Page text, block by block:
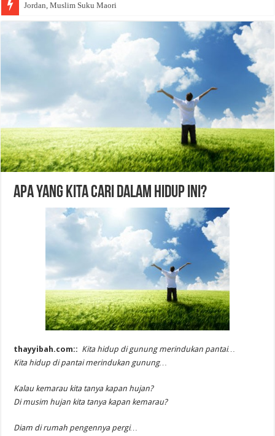
Jordan, Muslim Suku Maori
Apa yang Kita Cari Dalam Hidup Ini?
thayyibah.com:: Kita hidup di gunung merindukan​ pantai…
Kita hidup di pantai merindukan​ gunung…
Kalau kemarau kita tanya kapan hujan?
Di musim hujan kita tanya kapan kemarau?
Diam di rumah pengennya pergi…